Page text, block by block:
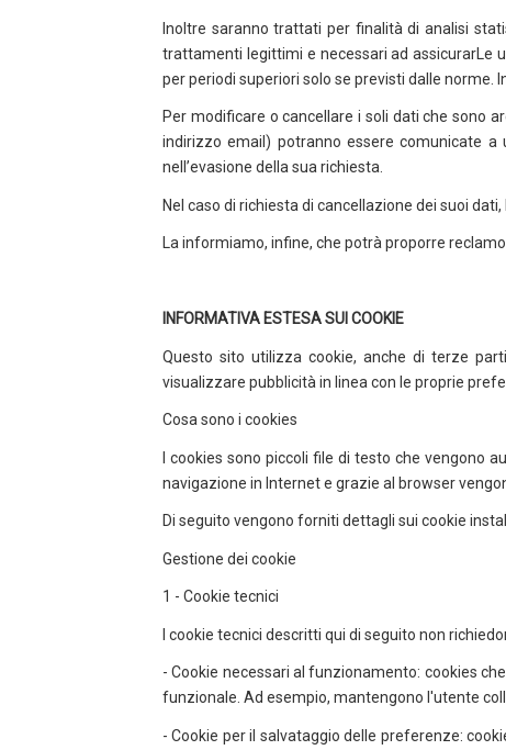
Inoltre saranno trattati per finalità di analisi
trattamenti legittimi e necessari ad assicurarLe
per periodi superiori solo se previsti dalle norme.
Per modificare o cancellare i soli dati che sono
indirizzo email) potranno essere comunicate
nell’evasione della sua richiesta.
Nel caso di richiesta di cancellazione dei suoi
La informiamo, infine, che potrà proporre
INFORMATIVA ESTESA SUI COOKIE
Questo sito utilizza cookie, anche di terze
visualizzare pubblicità in linea con le proprie
Cosa sono i cookies
I cookies sono piccoli file di testo che vengono
navigazione in Internet e grazie al browser
Di seguito vengono forniti dettagli sui cookie
Gestione dei cookie
1 - Cookie tecnici
I cookie tecnici descritti qui di seguito non
- Cookie necessari al funzionamento: cookies
funzionale. Ad esempio, mantengono l'utente
- Cookie per il salvataggio delle preferenze: